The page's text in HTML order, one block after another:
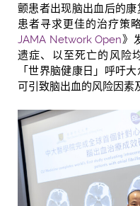
颤患者出现脑出血后的
患者寻求更佳的治疗策
JAMA Network Open》
遗症、以至死亡的风险
「世界脑健康日」呼吁
可引致脑出血的风险因素